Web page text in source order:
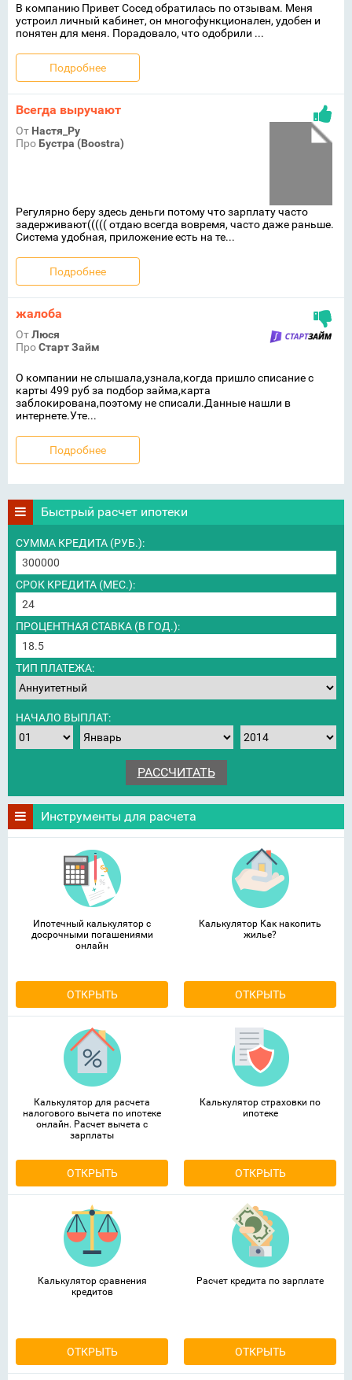
В компанию Привет Сосед обратилась по отзывам. Меня
устроил личный кабинет, он многофункционален, удобен и
понятен для меня. Порадовало, что одобрили ...
Подробнее
Всегда выручают
От Настя_Ру
Про Бустра (Boostra)
Регулярно беру здесь деньги потому что зарплату часто
задерживают((((( отдаю всегда вовремя, часто даже раньше.
Система удобная, приложение есть на те...
Подробнее
жалоба
ОтЛюся
ПроСтарт Займ
О компании не слышала,узнала,когда пришло списание с
карты 499 руб за подбор займа,карта
заблокирована,поэтому не списали.Данные нашли в
интернете.Уте...
Подробнее
Быстрый расчет ипотеки
СУММА КРЕДИТА (РУБ.):
СРОК КРЕДИТА (МЕС.):
ПРОЦЕНТНАЯ СТАВКА (В ГОД.):
ТИП ПЛАТЕЖА:
НАЧАЛО ВЫПЛАТ:
Инструменты для расчета
Ипотечный калькулятор с
досрочными погашениями
онлайн
ОТКРЫТЬ
Калькулятор Как накопить
жилье?
ОТКРЫТЬ
Калькулятор для расчета
налогового вычета по ипотеке
онлайн. Расчет вычета с
зарплаты
ОТКРЫТЬ
Калькулятор страховки по
ипотеке
ОТКРЫТЬ
Калькулятор сравнения
кредитов
ОТКРЫТЬ
Расчет кредита по зарплате
ОТКРЫТЬ